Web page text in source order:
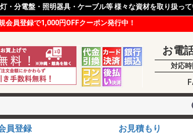
・分電盤・照明器具・ケーブル等 様々な資材を取り扱って
会員登録で1,000円OFFクーポン発行中！
お電
対応
員登録 お見積もり